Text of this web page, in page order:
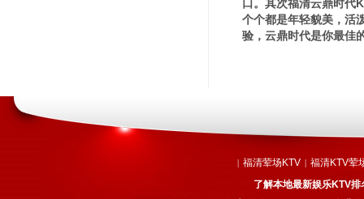
口。其次福清云鼎时代
个个都是年轻貌美，活
验，云鼎时代是你最佳
| 福清荤场KTV | 福清KTV荤
了解本地最新娱乐KTV